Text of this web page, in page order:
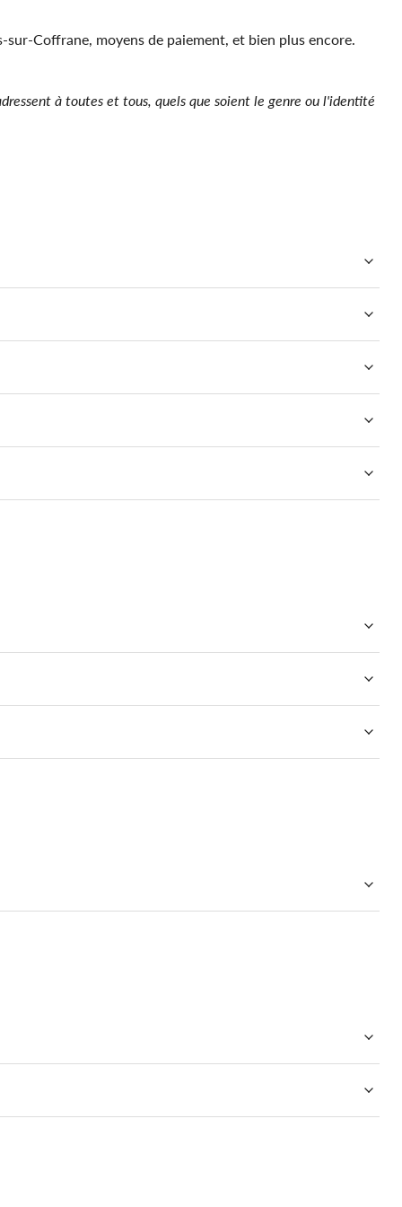
Coffrane, moyens de paiement, et bien plus encore.
à toutes et tous, quels que soient le genre ou l'identité